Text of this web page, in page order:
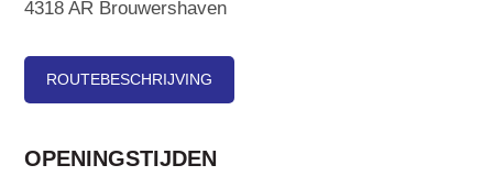
4318 AR Brouwershaven
ROUTEBESCHRIJVING
OPENINGSTIJDEN